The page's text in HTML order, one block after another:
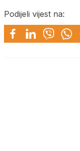
Podijeli vijest na: